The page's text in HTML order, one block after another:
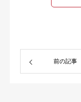
前の記事